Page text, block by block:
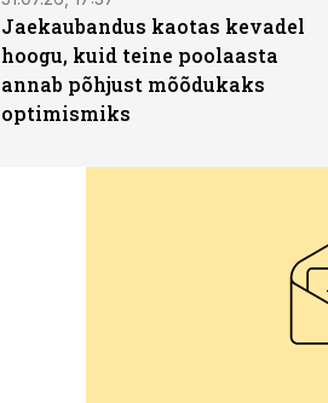
Jaekaubandus kaotas kevadel
hoogu, kuid teine poolaasta
annab põhjust mõõdukaks
optimismiks